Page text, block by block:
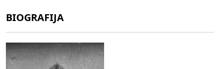
Dellabernardina, Bez Dellabernardina, Bez Dellabernardina, Bez
BIOGRAFIJA